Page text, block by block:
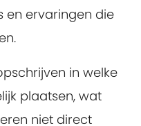
en ervaringen die
in welke
plaatsen, wat
niet direct